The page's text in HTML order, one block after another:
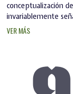
conceptualización
invariablemente
VER MÁS